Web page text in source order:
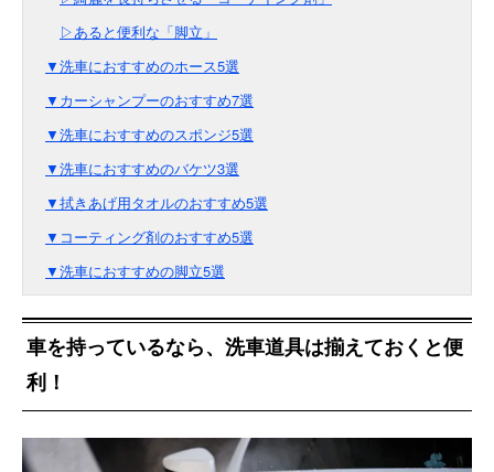
▷あると便利な「脚立」
▼洗車におすすめのホース5選
▼カーシャンプーのおすすめ7選
▼洗車におすすめのスポンジ5選
▼洗車におすすめのバケツ3選
▼拭きあげ用タオルのおすすめ5選
▼コーティング剤のおすすめ5選
▼洗車におすすめの脚立5選
車を持っているなら、洗車道具は揃えておくと便
利！